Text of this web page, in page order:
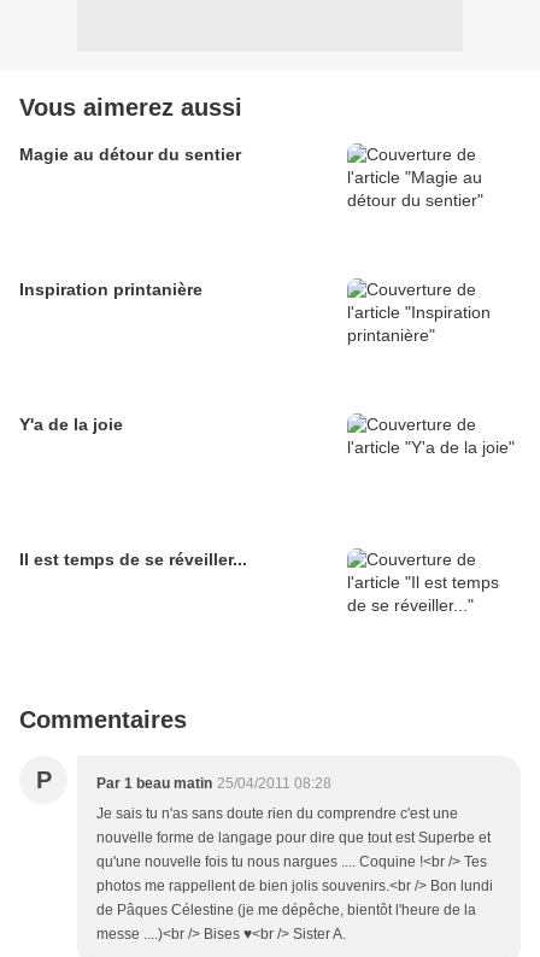
Vous aimerez aussi
Magie au détour du sentier
Inspiration printanière
Y'a de la joie
Il est temps de se réveiller...
Commentaires
P Par 1 beau matin 25/04/2011 08:28
Je sais tu n'as sans doute rien du comprendre c'est une
nouvelle forme de langage pour dire que tout est Superbe et
qu'une nouvelle fois tu nous nargues .... Coquine !<br /> Tes
photos me rappellent de bien jolis souvenirs.<br /> Bon lundi
de Pâques Célestine (je me dépêche, bientôt l'heure de la
messe ....)<br /> Bises ♥<br /> Sister A.